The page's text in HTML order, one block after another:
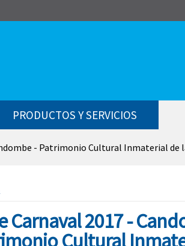
PRODUCTOS Y SERVICIOS
- Patrimonio Cultural Inmaterial de
Carnaval 2017 -
Cultural